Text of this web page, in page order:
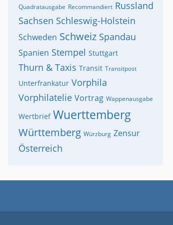
Quadratausgabe Recommandiert Russland
Sachsen Schleswig-Holstein
Schweden Schweiz Spandau
Spanien Stempel Stuttgart
Thurn & Taxis Transit Transitpost
Unterfrankatur Vorphila
Vorphilatelie Vortrag Wappenausgabe
Wertbrief Wuerttemberg
Württemberg Würzburg Zensur
Österreich